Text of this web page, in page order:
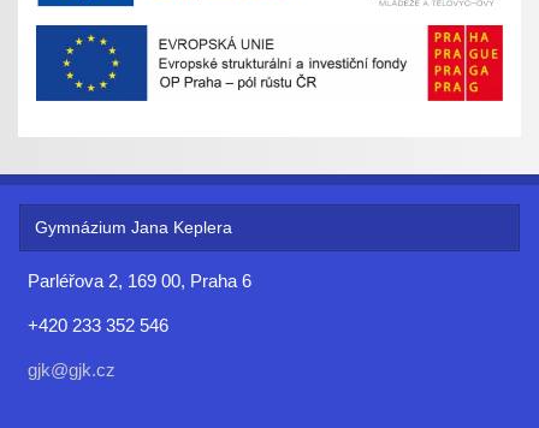
Gymnázium Jana Keplera
Parléřova 2, 169 00, Praha 6
+420 233 352 546
gjk@gjk.cz